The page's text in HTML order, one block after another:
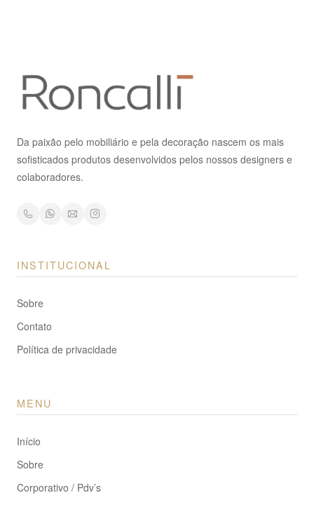
Da paixão pelo mobiliário e pela decoração nascem os mais
sofisticados produtos desenvolvidos pelos nossos designers e
colaboradores.
INSTITUCIONAL
Sobre
Contato
Política de privacidade
MENU
Início
Sobre
Corporativo / Pdv’s